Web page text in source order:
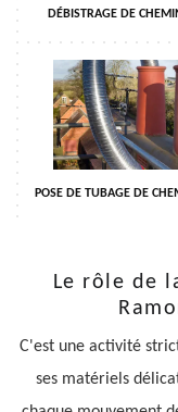
DÉBISTRAGE DE
POSE DE TUBAGE DE
Le rôle de
C'est une activité
ses matériels